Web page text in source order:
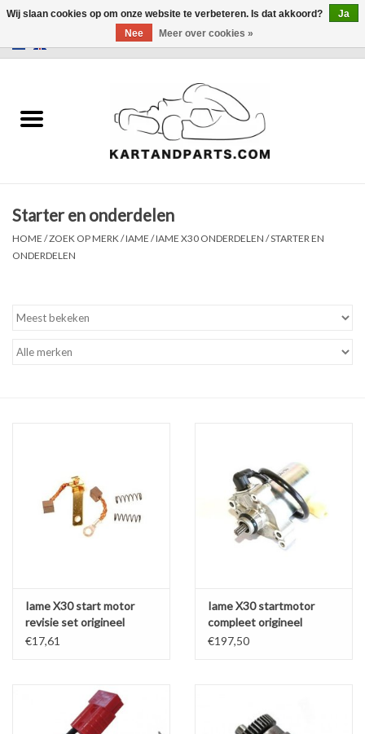
Sale
Kart Onderdelen
Laptimer
Kartbokjes en standaarden
Motoren en onderdelen
Starter en onderdelen
HOME /ZOEK OP MERK /IAME /IAME X30 ONDERDELEN /STARTER EN
ONDERDELEN
Iame X30 start motor
revisie set origineel
€17,61
Iame X30 startmotor
compleet origineel
€197,50
Wij slaan cookies op om onze website te verbeteren. Is dat akkoord?
Ja
Nee
Meer over cookies »